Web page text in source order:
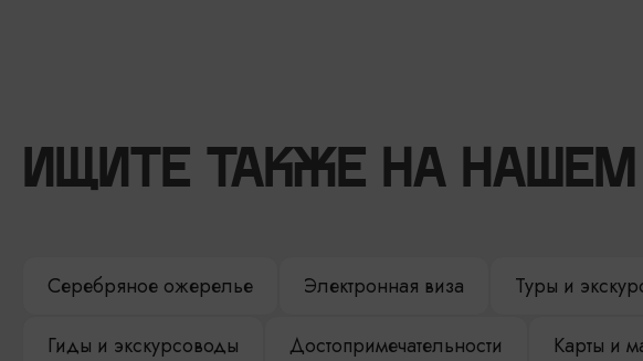
ИЩИТЕ ТАКЖЕ НА НАШЕМ
Серебряное ожерелье Электронная виза Туры и
Гиды и экскурсоводы Достопримечательности Карты и